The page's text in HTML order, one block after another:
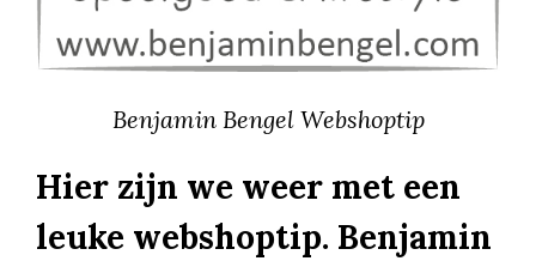
Benjamin Bengel Webshoptip
Hier zijn we weer met een
leuke webshoptip. Benjamin